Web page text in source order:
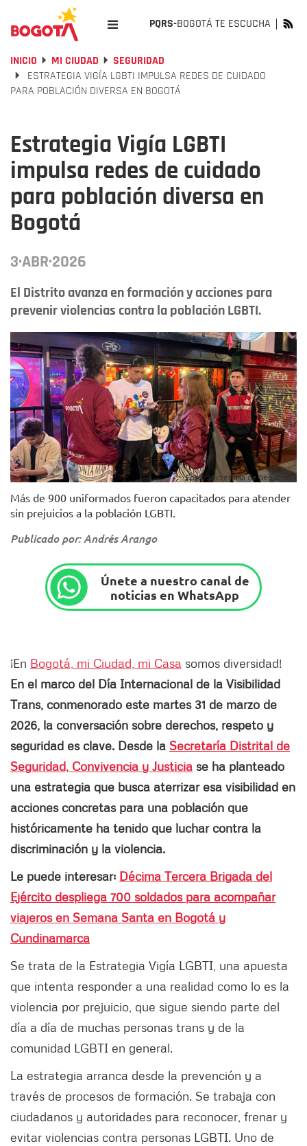
PQRS-BOGOTÁ TE ESCUCHA
INICIO MI CIUDAD
SEGURIDAD
ESTRATEGIA VIGÍA LGBTI IMPULSA REDES DE CUIDADO
PARA POBLACIÓN DIVERSA EN BOGOTÁ
Estrategia Vigía LGBTI
impulsa redes de cuidado
para población diversa en
Bogotá
3·ABR·2026
El Distrito avanza en formación y acciones para
prevenir violencias contra la población LGBTI.
Foto: Secretaría de Seguridad
Más de 900 uniformados fueron capacitados para atender
sin prejuicios a la población LGBTI.
Publicado por: Andrés Arango
Únete a nuestro canal de
noticias en WhatsApp
¡En Bogotá, mi Ciudad, mi Casa somos diversidad!
En el marco del Día Internacional de la Visibilidad
Trans, conmenorado este martes 31 de marzo de
2026, la conversación sobre derechos, respeto y
seguridad es clave. Desde la Secretaría Distrital de
Seguridad, Convivencia y Justicia se ha planteado
una estrategia que busca aterrizar esa visibilidad en
acciones concretas para una población que
históricamente ha tenido que luchar contra la
discriminación y la violencia.
Le puede interesar: Décima Tercera Brigada del
Ejército despliega 700 soldados para acompañar
viajeros en Semana Santa en Bogotá y
Cundinamarca
Se trata de la Estrategia Vigía LGBTI, una apuesta
que intenta responder a una realidad como lo es la
violencia por prejuicio, que sigue siendo parte del
día a día de muchas personas trans y de la
comunidad LGBTI en general.
La estrategia arranca desde la prevención y a
través de procesos de formación. Se trabaja con
ciudadanos y autoridades para reconocer, frenar y
evitar violencias contra personas LGBTI. Uno de